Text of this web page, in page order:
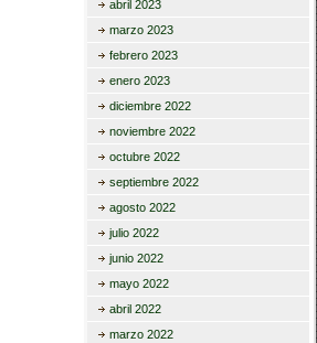
abril 2023
marzo 2023
febrero 2023
enero 2023
diciembre 2022
noviembre 2022
octubre 2022
septiembre 2022
agosto 2022
julio 2022
junio 2022
mayo 2022
abril 2022
marzo 2022